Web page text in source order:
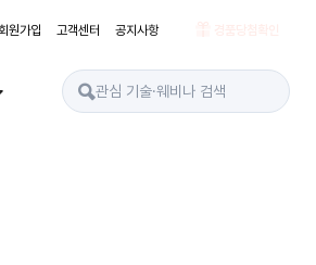
원가입 고객센터 공지사항